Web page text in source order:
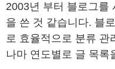
2003년 부터 블로그를
을 쓴 것 같습니다. 블
로 효율적으로 분류 관
나마 연도별로 글 목록